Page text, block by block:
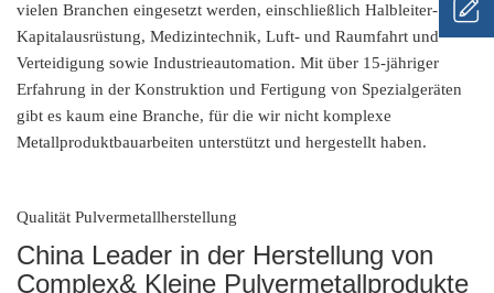
vielen Branchen eingesetzt werden, einschließlich Halbleiter-
Kapitalausrüstung, Medizintechnik, Luft- und Raumfahrt und
Verteidigung sowie Industrieautomation. Mit über 15-jähriger
Erfahrung in der Konstruktion und Fertigung von Spezialgeräten
gibt es kaum eine Branche, für die wir nicht komplexe
Metallproduktbauarbeiten unterstützt und hergestellt haben.
Qualität Pulvermetallherstellung
China Leader in der Herstellung von
Complex& Kleine Pulvermetallprodukte